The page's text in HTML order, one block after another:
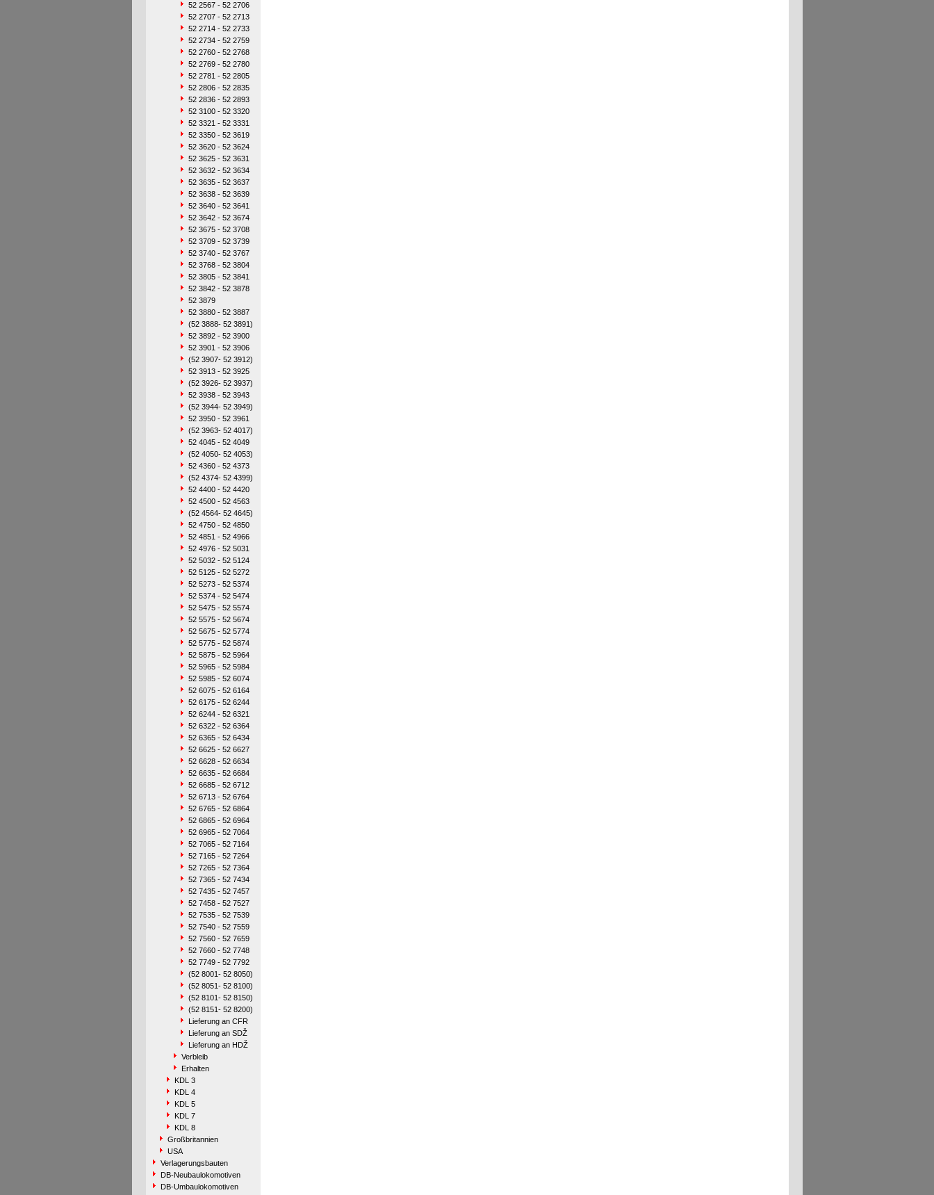
52 2567 - 52 2706
52 2707 - 52 2713
52 2714 - 52 2733
52 2734 - 52 2759
52 2760 - 52 2768
52 2769 - 52 2780
52 2781 - 52 2805
52 2806 - 52 2835
52 2836 - 52 2893
52 3100 - 52 3320
52 3321 - 52 3331
52 3350 - 52 3619
52 3620 - 52 3624
52 3625 - 52 3631
52 3632 - 52 3634
52 3635 - 52 3637
52 3638 - 52 3639
52 3640 - 52 3641
52 3642 - 52 3674
52 3675 - 52 3708
52 3709 - 52 3739
52 3740 - 52 3767
52 3768 - 52 3804
52 3805 - 52 3841
52 3842 - 52 3878
52 3879
52 3880 - 52 3887
(52 3888- 52 3891)
52 3892 - 52 3900
52 3901 - 52 3906
(52 3907- 52 3912)
52 3913 - 52 3925
(52 3926- 52 3937)
52 3938 - 52 3943
(52 3944- 52 3949)
52 3950 - 52 3961
(52 3963- 52 4017)
52 4045 - 52 4049
(52 4050- 52 4053)
52 4360 - 52 4373
(52 4374- 52 4399)
52 4400 - 52 4420
52 4500 - 52 4563
(52 4564- 52 4645)
52 4750 - 52 4850
52 4851 - 52 4966
52 4976 - 52 5031
52 5032 - 52 5124
52 5125 - 52 5272
52 5273 - 52 5374
52 5374 - 52 5474
52 5475 - 52 5574
52 5575 - 52 5674
52 5675 - 52 5774
52 5775 - 52 5874
52 5875 - 52 5964
52 5965 - 52 5984
52 5985 - 52 6074
52 6075 - 52 6164
52 6175 - 52 6244
52 6244 - 52 6321
52 6322 - 52 6364
52 6365 - 52 6434
52 6625 - 52 6627
52 6628 - 52 6634
52 6635 - 52 6684
52 6685 - 52 6712
52 6713 - 52 6764
52 6765 - 52 6864
52 6865 - 52 6964
52 6965 - 52 7064
52 7065 - 52 7164
52 7165 - 52 7264
52 7265 - 52 7364
52 7365 - 52 7434
52 7435 - 52 7457
52 7458 - 52 7527
52 7535 - 52 7539
52 7540 - 52 7559
52 7560 - 52 7659
52 7660 - 52 7748
52 7749 - 52 7792
(52 8001- 52 8050)
(52 8051- 52 8100)
(52 8101- 52 8150)
(52 8151- 52 8200)
Lieferung an CFR
Lieferung an SDŽ
Lieferung an HDŽ
Verbleib
Erhalten
KDL 3
KDL 4
KDL 5
KDL 7
KDL 8
Großbritannien
USA
Verlagerungsbauten
DB-Neubaulokomotiven
DB-Umbaulokomotiven